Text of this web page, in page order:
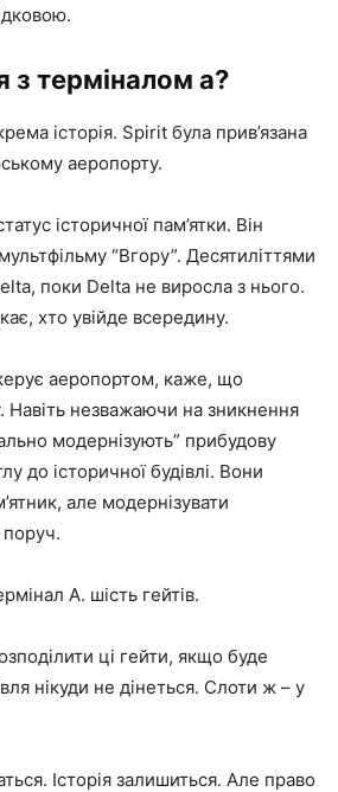
з терміналом a?
історія. Spirit була прив’язана
аеропорту.
історичної пам’ятки. Він
“Вгору”. Десятиліттями
поки Delta не виросла з нього.
хто увійде всередину.
аеропортом, каже, що
Навіть незважаючи на зникнення
модернізують” прибудову
до історичної будівлі. Вони
але модернізувати
A. шість гейтів.
ці гейти, якщо буде
нікуди не дінеться. Слоти ж – у
Історія залишиться. Але право